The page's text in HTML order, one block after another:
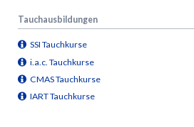
Tauchausbildungen
SSI Tauchkurse
i.a.c. Tauchkurse
CMAS Tauchkurse
IART Tauchkurse